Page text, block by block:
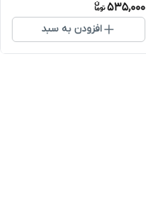
535,000
افزودن به سبد